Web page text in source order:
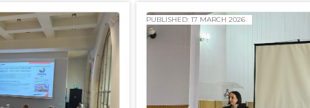
PUBLISHED: 17 MARCH 2026